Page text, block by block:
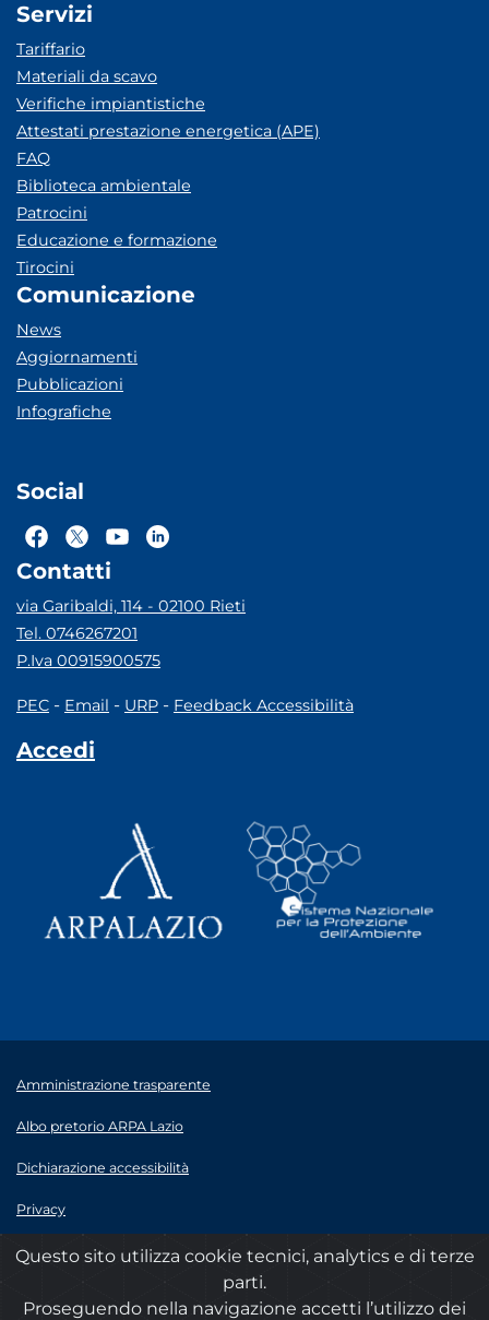
Servizi
Tariffario
Materiali da scavo
Verifiche impiantistiche
Attestati prestazione energetica (APE)
FAQ
Biblioteca ambientale
Patrocini
Educazione e formazione
Tirocini
Comunicazione
News
Aggiornamenti
Pubblicazioni
Infografiche
Social
Contatti
via Garibaldi, 114 - 02100 Rieti
Tel. 0746267201
P.Iva 00915900575
PEC - Email - URP - Feedback Accessibilità
Accedi
Amministrazione trasparente
Albo pretorio ARPA Lazio
Dichiarazione accessibilità
Privacy
Note legali
© 2020 ARPA Lazio - P.Iva 00915900575
Questo sito utilizza cookie tecnici, analytics e di terze
parti.
Proseguendo nella navigazione accetti l’utilizzo dei